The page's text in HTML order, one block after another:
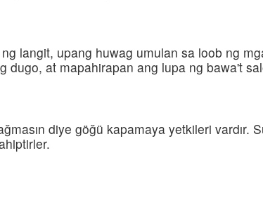
langit, upang huwag umulan sa loob ng
dugo, at mapahirapan ang lupa ng bawa't
diye göğü kapamaya yetkileri vardır.